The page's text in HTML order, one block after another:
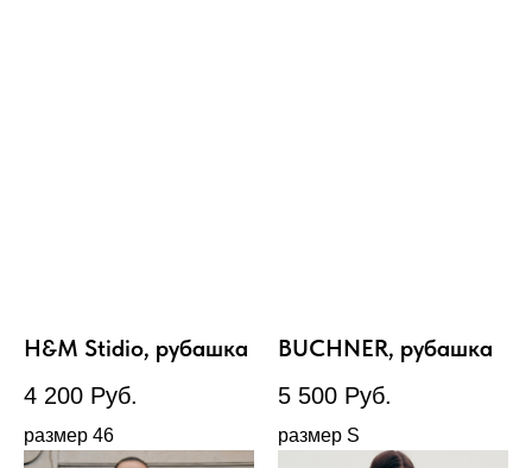
H&M Stidio, рубашка
4 200 Руб.
размер 46
BUCHNER, рубашка
5 500 Руб.
размер S